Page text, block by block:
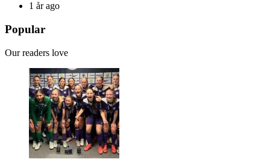
1 år ago
Popular
Our readers love